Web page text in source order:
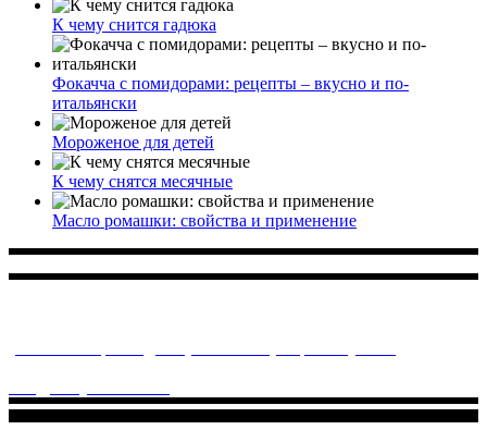
К чему снится гадюка
Фокачча с помидорами: рецепты – вкусно и по-
итальянски
Мороженое для детей
К чему снятся месячные
Масло ромашки: свойства и применение